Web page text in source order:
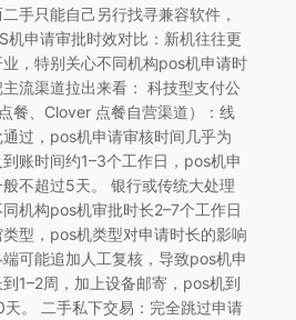
手只能自己另行找寻兼容软件，
机申请审批时效对比：新机往往更
，特别关心不同机构pos机申请时
流渠道拉出来看： 科技型支付公
餐、Clover 点餐自营渠道）：线
通过，pos机申请审核时间几乎为
账时间约1–3个工作日，pos机申
不超过5天。 银行或传统大处理
机构pos机审批时长2–7个工作日
型，pos机类型对申请时长的影响
可能追加人工复核，导致pos机申
1–2周，加上设备邮寄，pos机到
。 二手私下交易：完全跳过申请